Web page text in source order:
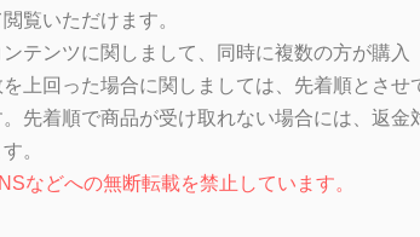
覧いただけます。
テンツに関しまして、同時に複数の方が購入
を上回った場合に関しましては、先着順とさせ
先着順で商品が受け取れない場合には、返金
。
などへの無断転載を禁止しています。